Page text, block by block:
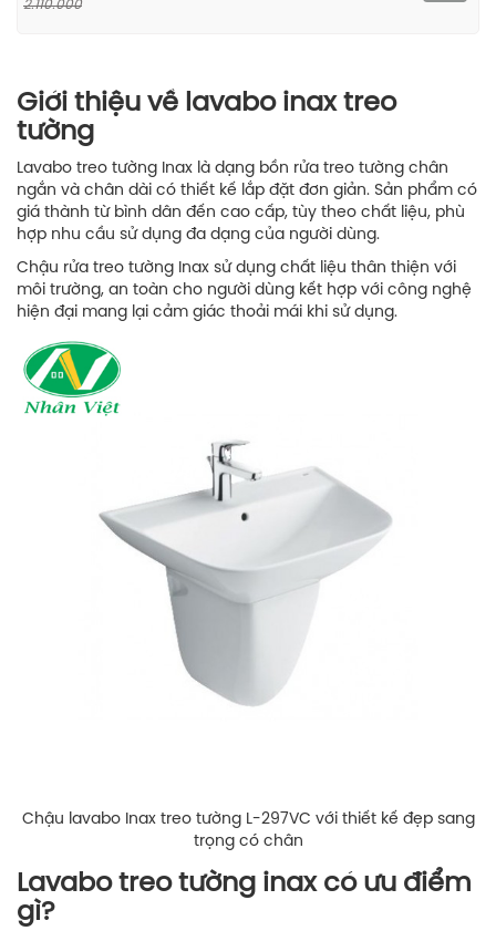
2.110.000
Giới thiệu về lavabo inax treo
tường
Lavabo treo tường Inax là dạng bồn rửa treo tường chân
ngắn và chân dài có thiết kế lắp đặt đơn giản. Sản phẩm có
giá thành từ bình dân đến cao cấp, tùy theo chất liệu, phù
hợp nhu cầu sử dụng đa dạng của người dùng.
Chậu rửa treo tường Inax sử dụng chất liệu thân thiện với
môi trường, an toàn cho người dùng kết hợp với công nghệ
hiện đại mang lại cảm giác thoải mái khi sử dụng.
Chậu lavabo Inax treo tường L-297VC với thiết kế đẹp sang
trọng có chân
Lavabo treo tường inax có ưu điểm
gì?